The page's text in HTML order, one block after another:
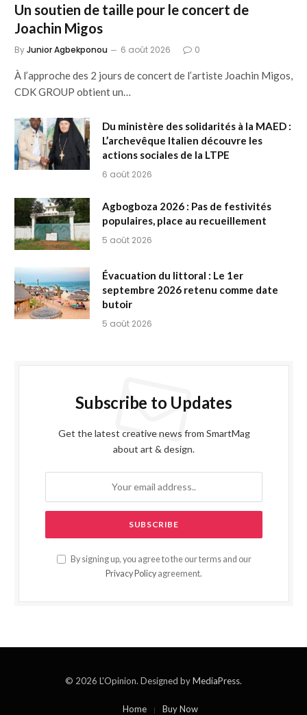
Un soutien de taille pour le concert de
Joachin Migos
ByJunior Agbekponou 6 août 2026 0
À l’approche des 2 jours de concert de l’artiste Joachin Migos,
CDK GROUP obtient un…
Du ministère des solidarités à la MAED :
L’archevêque Italien découvre les
actions sociales de la LTPE
6 août 2026
Agbogboza 2026 : Pas de festivités
populaires, place au recueillement
5 août 2026
Évacuation du littoral : Le 1er
septembre 2026 retenu comme date
butoir
5 août 2026
Subscribe to Updates
Get the latest creative news from SmartMag
about art & design.
By signing up, you agree to the our terms and our
Privacy Policy agreement.
© 2026 L'Opinion. Designed byMediaPress.
Home Buy Now